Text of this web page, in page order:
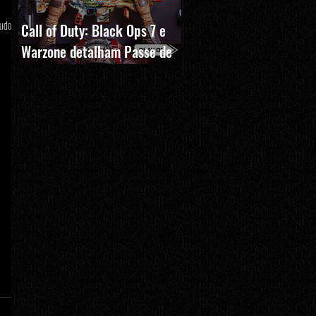
Call of Duty: Black Ops 7 e
Warzone detalham Passe de
Batalha, BlackCell e novas